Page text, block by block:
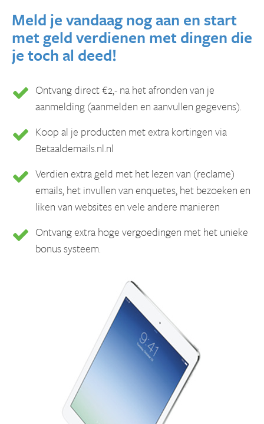
Meld je vandaag nog aan en start
met geld verdienen met dingen die
je toch al deed!
Ontvang direct €2,- na het afronden van je
aanmelding (aanmelden en aanvullen gegevens).
Koop al je producten met extra kortingen via
Betaaldemails.nl.nl
Verdien extra geld met het lezen van (reclame)
emails, het invullen van enquetes, het bezoeken en
liken van websites en vele andere manieren
Ontvang extra hoge vergoedingen met het unieke
bonus systeem.